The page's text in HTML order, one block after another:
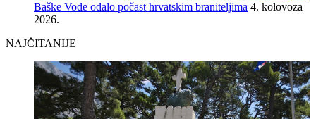
Baške Vode odalo počast hrvatskim braniteljima 4. kolovoza
2026.
NAJČITANIJE